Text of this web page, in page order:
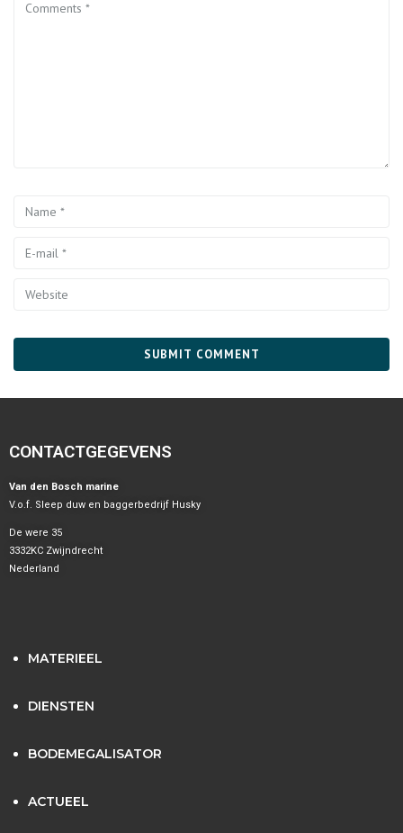
CONTACTGEGEVENS
Van den Bosch marine
V.o.f. Sleep duw en baggerbedrijf Husky
De were 35
3332KC Zwijndrecht
Nederland
MATERIEEL
DIENSTEN
BODEMEGALISATOR
ACTUEEL